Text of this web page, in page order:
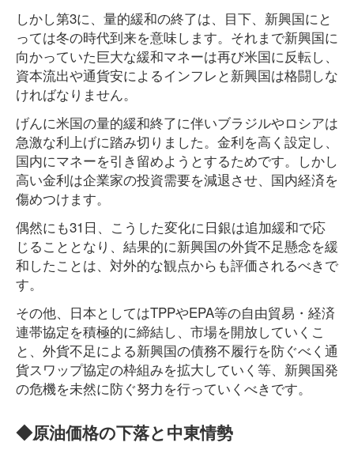
しかし第3に、量的緩和の終了は、目下、新興国にと
っては冬の時代到来を意味します。それまで新興国に
向かっていた巨大な緩和マネーは再び米国に反転し、
資本流出や通貨安によるインフレと新興国は格闘しな
ければなりません。
げんに米国の量的緩和終了に伴いブラジルやロシアは
急激な利上げに踏み切りました。金利を高く設定し、
国内にマネーを引き留めようとするためです。しかし
高い金利は企業家の投資需要を減退させ、国内経済を
傷めつけます。
偶然にも31日、こうした変化に日銀は追加緩和で応
じることとなり、結果的に新興国の外貨不足懸念を緩
和したことは、対外的な観点からも評価されるべきで
す。
その他、日本としてはTPPやEPA等の自由貿易・経済
連帯協定を積極的に締結し、市場を開放していくこ
と、外貨不足による新興国の債務不履行を防ぐべく通
貨スワップ協定の枠組みを拡大していく等、新興国発
の危機を未然に防ぐ努力を行っていくべきです。
◆原油価格の下落と中東情勢